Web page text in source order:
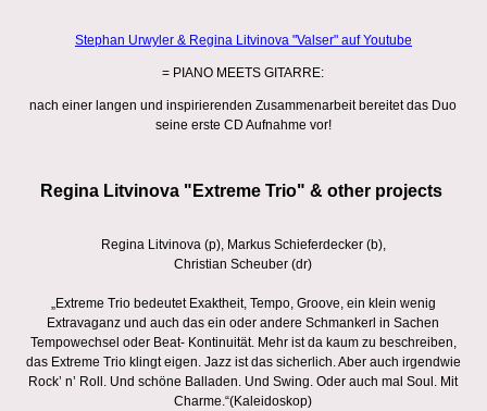
Stephan Urwyler & Regina Litvinova "Valser" auf Youtube
= PIANO MEETS GITARRE:
nach einer langen und inspirierenden Zusammenarbeit bereitet das Duo
seine erste CD Aufnahme vor!
Regina Litvinova "Extreme Trio" & other projects
Regina Litvinova (p), Markus Schieferdecker (b),
Christian Scheuber (dr)
„Extreme Trio bedeutet Exaktheit, Tempo, Groove, ein klein wenig
Extravaganz und auch das ein oder andere Schmankerl in Sachen
Tempowechsel oder Beat- Kontinuität. Mehr ist da kaum zu beschreiben,
das Extreme Trio klingt eigen. Jazz ist das sicherlich. Aber auch irgendwie
Rock’ n’ Roll. Und schöne Balladen. Und Swing. Oder auch mal Soul. Mit
Charme.“(Kaleidoskop)